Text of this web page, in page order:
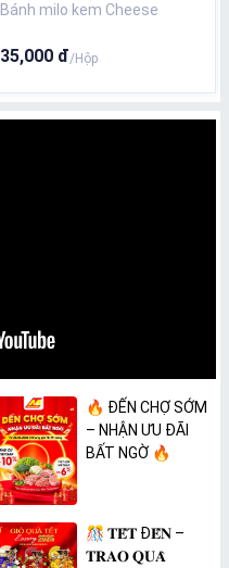
Bánh milo kem Cheese
35,000 đ/Hộp
🔥 ĐẾN CHỢ SỚM
– NHẬN ƯU ĐÃI
BẤT NGỜ 🔥
🎊 𝐓𝐄̂́𝐓 Đ𝐄̂́𝐍 –
𝐓𝐑𝐀𝐎 𝐐𝐔𝐀̀